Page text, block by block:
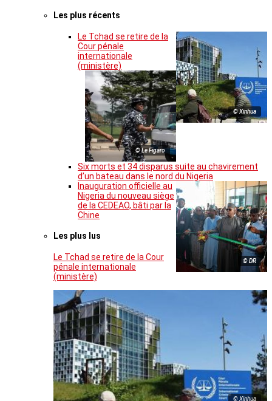
Les plus récents
© Xinhua
Le Tchad se retire de la
Cour pénale
internationale
(ministère)
© Le Figaro
Six morts et 34 disparus suite au chavirement
d’un bateau dans le nord du Nigeria
© DR
Inauguration officielle au
Nigeria du nouveau siège
de la CEDEAO, bâti par la
Chine
Les plus lus
Le Tchad se retire de la Cour
pénale internationale
(ministère)
© Xinhua